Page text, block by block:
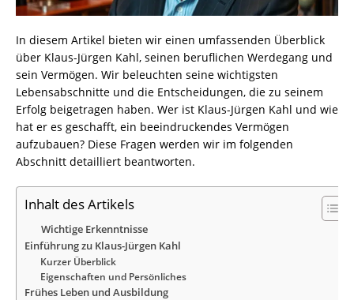
In diesem Artikel bieten wir einen umfassenden Überblick
über Klaus-Jürgen Kahl, seinen beruflichen Werdegang und
sein Vermögen. Wir beleuchten seine wichtigsten
Lebensabschnitte und die Entscheidungen, die zu seinem
Erfolg beigetragen haben. Wer ist Klaus-Jürgen Kahl und wie
hat er es geschafft, ein beeindruckendes Vermögen
aufzubauen? Diese Fragen werden wir im folgenden
Abschnitt detailliert beantworten.
Inhalt des Artikels
Wichtige Erkenntnisse
Einführung zu Klaus-Jürgen Kahl
Kurzer Überblick
Eigenschaften und Persönliches
Frühes Leben und Ausbildung